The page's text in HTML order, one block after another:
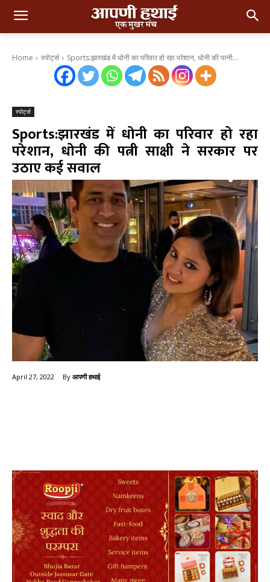
Home स्पोर्ट्स Sports:झारखंड में धोनी का परिवार हो रहा परेशान, धोनी की पत्नी...
स्पोर्ट्स
Sports:झारखंड में धोनी का परिवार हो रहा
परेशान, धोनी की पत्नी साक्षी ने सरकार पर
उठाए कई सवाल
April 27, 2022 By आपणी हथाई